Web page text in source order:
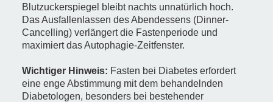
Blutzuckerspiegel bleibt nachts unnatürlich hoch.
Das Ausfallenlassen des Abendessens (Dinner-
Cancelling) verlängert die Fastenperiode und
maximiert das Autophagie-Zeitfenster.
Wichtiger Hinweis: Fasten bei Diabetes erfordert
eine enge Abstimmung mit dem behandelnden
Diabetologen, besonders bei bestehender